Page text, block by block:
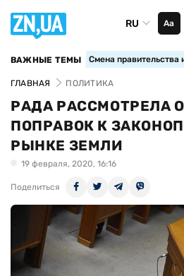
RU Аа
ВАЖНЫЕ ТЕМЫ Смена правительства
ГЛАВНАЯ ПОЛИТИКА
РАДА РАССМОТРЕЛА
ПОПРАВОК К
РЫНКЕ ЗЕМЛИ
19 февраля, 2020, 16:16
Поделиться